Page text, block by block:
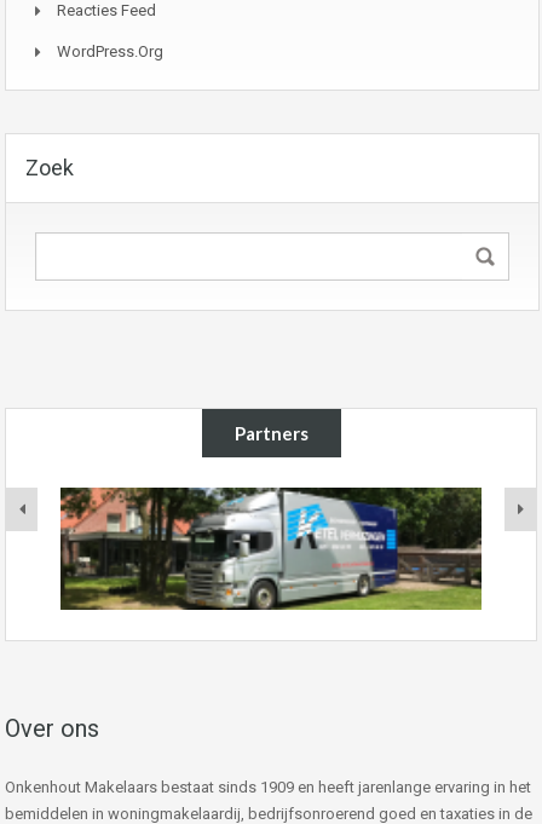
Reacties Feed
WordPress.org
Zoek
Partners
Over ons
Onkenhout Makelaars bestaat sinds 1909 en heeft jarenlange ervaring in het
bemiddelen in woningmakelaardij, bedrijfsonroerend goed en taxaties in de